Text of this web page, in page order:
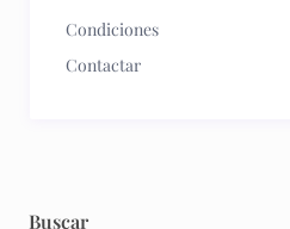
Condiciones
Contactar
Buscar